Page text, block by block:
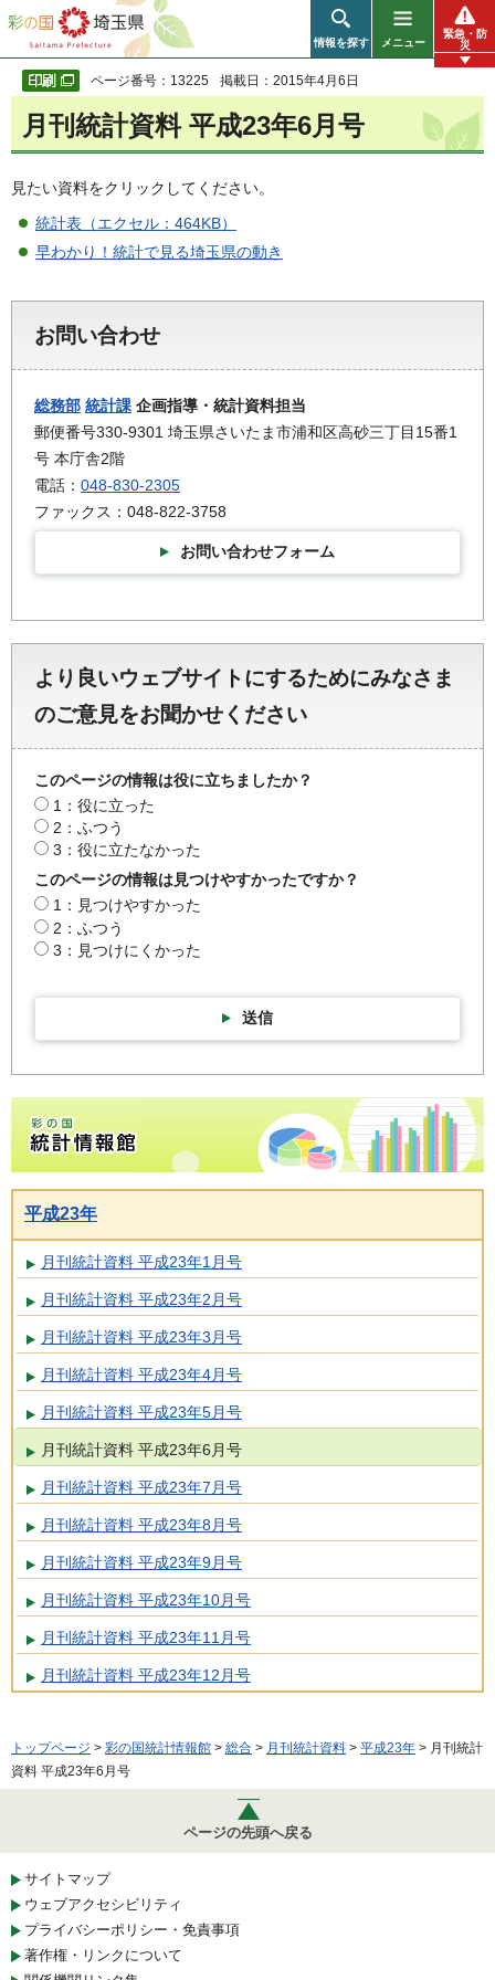
彩の国 埼玉県
情報を探す メニュー
緊急・防
災
ページ番号：13225 掲載日：2015年4月6日
月刊統計資料 平成23年6月号
見たい資料をクリックしてください。
統計表（エクセル：464KB）
早わかり！統計で見る埼玉県の動き
お問い合わせ
総務部 統計課 企画指導・統計資料担当
郵便番号330-9301 埼玉県さいたま市浦和区高砂三丁目15番1
号 本庁舎2階
電話： 048-830-2305
ファックス：048-822-3758
お問い合わせフォーム
より良いウェブサイトにするためにみなさま
のご意見をお聞かせください
このページの情報は役に立ちましたか？
1：役に立った
2：ふつう
3：役に立たなかった
このページの情報は見つけやすかったですか？
1：見つけやすかった
2：ふつう
3：見つけにくかった
送信
彩の国統計情報館トップページ
平成23年
月刊統計資料 平成23年1月号
月刊統計資料 平成23年2月号
月刊統計資料 平成23年3月号
月刊統計資料 平成23年4月号
月刊統計資料 平成23年5月号
月刊統計資料 平成23年6月号
月刊統計資料 平成23年7月号
月刊統計資料 平成23年8月号
月刊統計資料 平成23年9月号
月刊統計資料 平成23年10月号
月刊統計資料 平成23年11月号
月刊統計資料 平成23年12月号
トップページ > 彩の国統計情報館 > 総合 > 月刊統計資料 > 平成23年 > 月刊統計
資料 平成23年6月号
ページの先頭へ戻る
サイトマップ
ウェブアクセシビリティ
プライバシーポリシー・免責事項
著作権・リンクについて